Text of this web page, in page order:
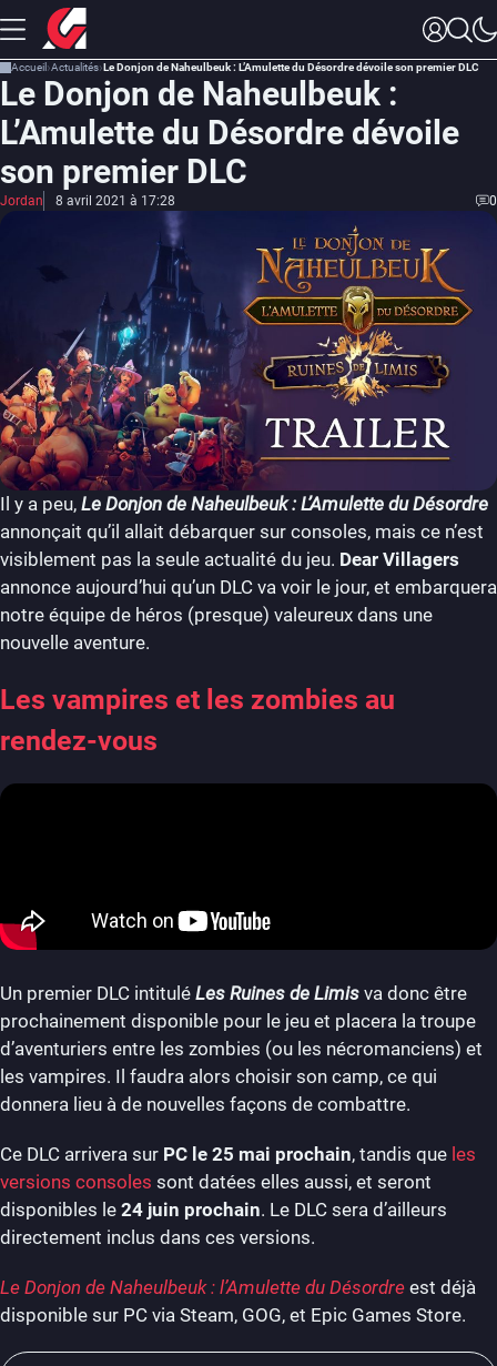
Accueil Actualités Le Donjon de Naheulbeuk : L’Amulette du Désordre dévoile son premier DLC
Le Donjon de Naheulbeuk :
L’Amulette du Désordre dévoile
son premier DLC
Jordan 8 avril 2021 à 17:28 0
Il y a peu, Le Donjon de Naheulbeuk : L’Amulette du Désordre
annonçait qu’il allait débarquer sur consoles, mais ce n’est
visiblement pas la seule actualité du jeu. Dear Villagers
annonce aujourd’hui qu’un DLC va voir le jour, et embarquera
notre équipe de héros (presque) valeureux dans une
nouvelle aventure.
Les vampires et les zombies au
rendez-vous
Un premier DLC intitulé Les Ruines de Limis va donc être
prochainement disponible pour le jeu et placera la troupe
d’aventuriers entre les zombies (ou les nécromanciens) et
les vampires. Il faudra alors choisir son camp, ce qui
donnera lieu à de nouvelles façons de combattre.
Ce DLC arrivera sur PC le 25 mai prochain, tandis que les
versions consoles sont datées elles aussi, et seront
disponibles le 24 juin prochain. Le DLC sera d’ailleurs
directement inclus dans ces versions.
Le Donjon de Naheulbeuk : l’Amulette du Désordre est déjà
disponible sur PC via Steam, GOG, et Epic Games Store.